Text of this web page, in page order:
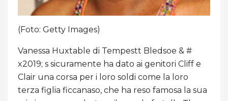
(Foto: Getty Images)
Vanessa Huxtable di Tempestt Bledsoe & #
x2019; s sicuramente ha dato ai genitori Cliff e
Clair una corsa per i loro soldi come la loro
terza figlia ficcanaso, che ha reso famosa la sua